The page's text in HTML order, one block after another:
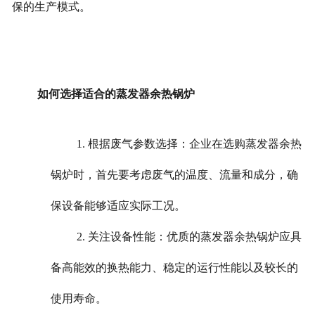
保的生产模式。
如何选择适合的蒸发器余热锅炉
1. 根据废气参数选择：企业在选购蒸发器余热
锅炉时，首先要考虑废气的温度、流量和成分，确
保设备能够适应实际工况。
2. 关注设备性能：优质的蒸发器余热锅炉应具
备高能效的换热能力、稳定的运行性能以及较长的
使用寿命。